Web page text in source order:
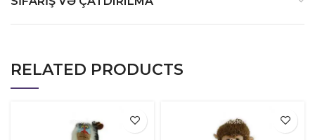
RELATED PRODUCTS